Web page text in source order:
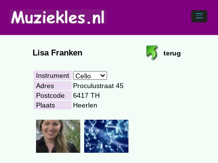
Lisa Franken terug
Instrument
Adres
Proculustraat 45
Postcode
6417 TH
Plaats
Heerlen